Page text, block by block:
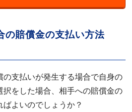
の賠償金の支払い方法
の支払いが発生する場合で自身の
択をした場合、相手への賠償金の
よいのでしょうか？